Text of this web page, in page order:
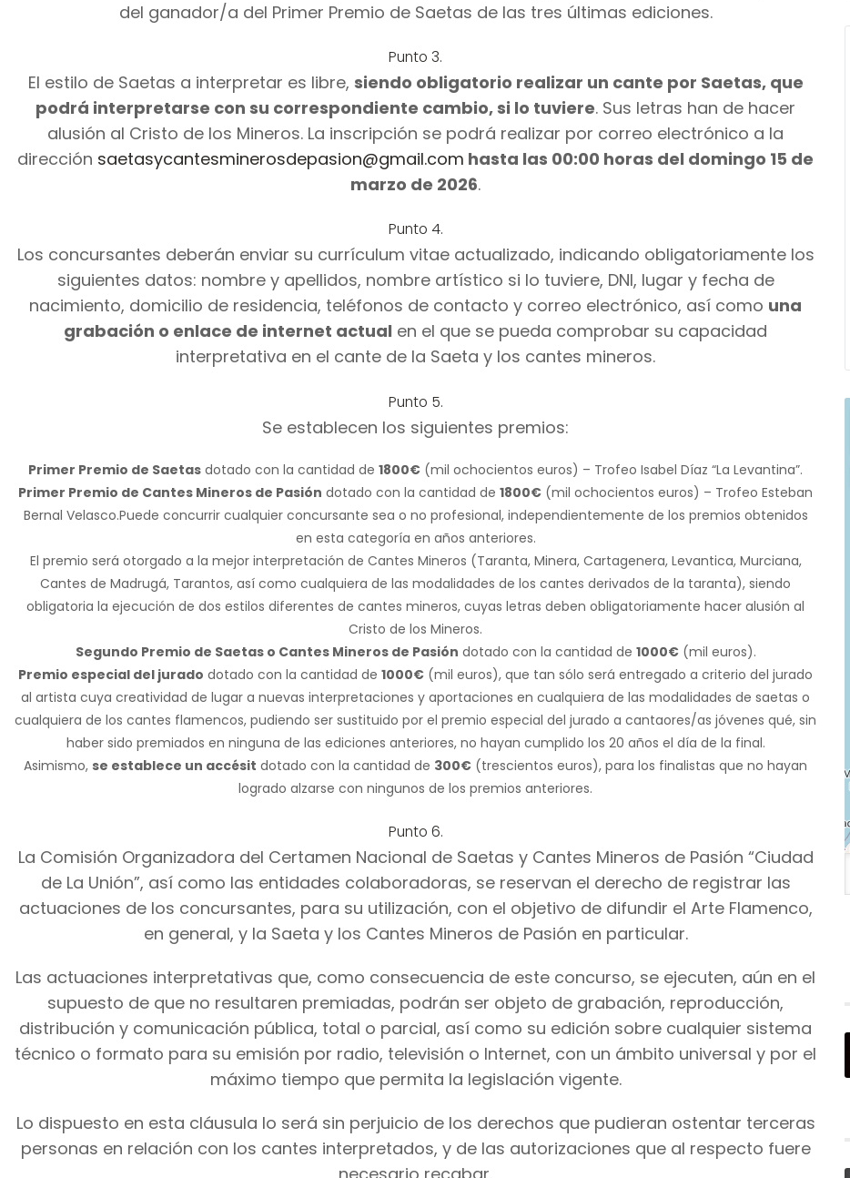
del ganador/a del Primer Premio de Saetas de las tres últimas ediciones.
Punto 3.
El estilo de Saetas a interpretar es libre, siendo obligatorio realizar un cante por Saetas, que
podrá interpretarse con su correspondiente cambio, si lo tuviere. Sus letras han de hacer
alusión al Cristo de los Mineros. La inscripción se podrá realizar por correo electrónico a la
dirección saetasycantesminerosdepasion@gmail.com hasta las 00:00 horas del domingo 15 de
marzo de 2026.
Punto 4.
Los concursantes deberán enviar su currículum vitae actualizado, indicando obligatoriamente los
siguientes datos: nombre y apellidos, nombre artístico si lo tuviere, DNI, lugar y fecha de
nacimiento, domicilio de residencia, teléfonos de contacto y correo electrónico, así como una
grabación o enlace de internet actual en el que se pueda comprobar su capacidad
interpretativa en el cante de la Saeta y los cantes mineros.
Punto 5.
Se establecen los siguientes premios:
Primer Premio de Saetas dotado con la cantidad de1800€ (mil ochocientos euros) – Trofeo Isabel Díaz “La Levantina”.
Primer Premio de Cantes Mineros de Pasión dotado con la cantidad de1800€ (mil ochocientos euros) – Trofeo Esteban
Bernal Velasco.Puede concurrir cualquier concursante sea o no profesional, independientemente de los premios obtenidos
en esta categoría en años anteriores.
El premio será otorgado a la mejor interpretación de Cantes Mineros (Taranta, Minera, Cartagenera, Levantica, Murciana,
Cantes de Madrugá, Tarantos, así como cualquiera de las modalidades de los cantes derivados de la taranta), siendo
obligatoria la ejecución de dos estilos diferentes de cantes mineros, cuyas letras deben obligatoriamente hacer alusión al
Cristo de los Mineros.
Segundo Premio de Saetas o Cantes Mineros de Pasión dotado con la cantidad de 1000€(mil euros).
Premio especial del jurado dotado con la cantidad de1000€ (mil euros), que tan sólo será entregado a criterio del jurado
al artista cuya creatividad de lugar a nuevas interpretaciones y aportaciones en cualquiera de las modalidades de saetas o
cualquiera de los cantes flamencos, pudiendo ser sustituido por el premio especial del jurado a cantaores/as jóvenes qué, sin
haber sido premiados en ninguna de las ediciones anteriores, no hayan cumplido los 20 años el día de la final.
Asimismo, se establece un accésit dotado con la cantidad de 300€ (trescientos euros), para los finalistas que no hayan
logrado alzarse con ningunos de los premios anteriores.
Punto 6.
La Comisión Organizadora del Certamen Nacional de Saetas y Cantes Mineros de Pasión “Ciudad
de La Unión”, así como las entidades colaboradoras, se reservan el derecho de registrar las
actuaciones de los concursantes, para su utilización, con el objetivo de difundir el Arte Flamenco,
en general, y la Saeta y los Cantes Mineros de Pasión en particular.
Las actuaciones interpretativas que, como consecuencia de este concurso, se ejecuten, aún en el
supuesto de que no resultaren premiadas, podrán ser objeto de grabación, reproducción,
distribución y comunicación pública, total o parcial, así como su edición sobre cualquier sistema
técnico o formato para su emisión por radio, televisión o Internet, con un ámbito universal y por el
máximo tiempo que permita la legislación vigente.
Lo dispuesto en esta cláusula lo será sin perjuicio de los derechos que pudieran ostentar terceras
personas en relación con los cantes interpretados, y de las autorizaciones que al respecto fuere